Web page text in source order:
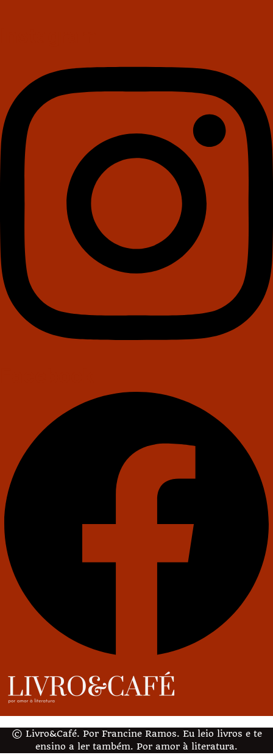
© Livro&Café. Por Francine Ramos. Eu leio livros e te
ensino a ler também. Por amor à literatura.